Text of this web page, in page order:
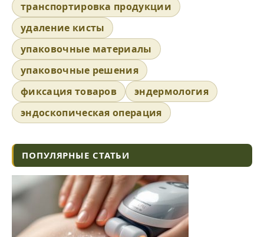
транспортировка продукции
удаление кисты
упаковочные материалы
упаковочные решения
фиксация товаров
эндермология
эндоскопическая операция
ПОПУЛЯРНЫЕ СТАТЬИ